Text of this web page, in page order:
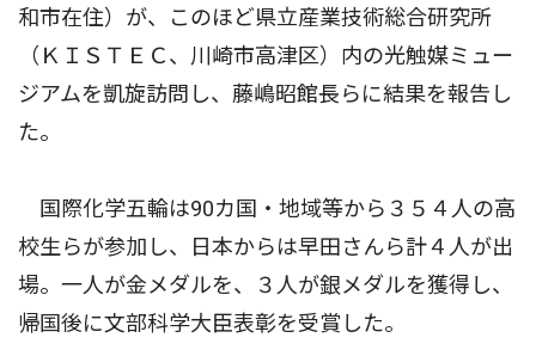
和市在住）が、このほど県立産業技術総合研究所
（ＫＩＳＴＥＣ、川崎市高津区）内の光触媒ミュー
ジアムを凱旋訪問し、藤嶋昭館長らに結果を報告し
た。
国際化学五輪は90カ国・地域等から３５４人の高
校生らが参加し、日本からは早田さんら計４人が出
場。一人が金メダルを、３人が銀メダルを獲得し、
帰国後に文部科学大臣表彰を受賞した。